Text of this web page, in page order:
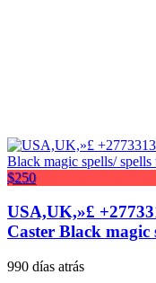
$250
USA,UK,»£
Caster Black magic
990 días atrás